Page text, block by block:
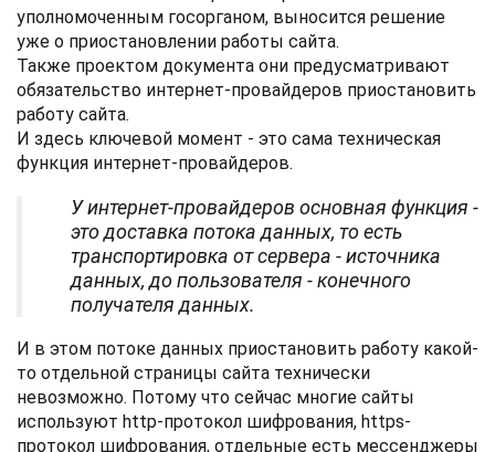
уполномоченным госорганом, выносится решение
уже о приостановлении работы сайта.
Также проектом документа они предусматривают
обязательство интернет-провайдеров приостановить
работу сайта.
И здесь ключевой момент - это сама техническая
функция интернет-провайдеров.
У интернет-провайдеров основная функция -
это доставка потока данных, то есть
транспортировка от сервера - источника
данных, до пользователя - конечного
получателя данных.
И в этом потоке данных приостановить работу какой-
то отдельной страницы сайта технически
невозможно. Потому что сейчас многие сайты
используют http-протокол шифрования, https-
протокол шифрования, отдельные есть мессенджеры